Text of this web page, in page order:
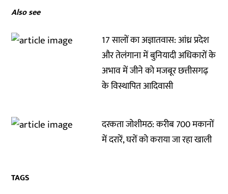
Also see
17 सालों का अज्ञातवास: आंध्र प्रदेश
और तेलंगाना में बुनियादी अधिकारों के
अभाव में जीने को मजबूर छत्तीसगढ़
के विस्थापित आदिवासी
दरकता जोशीमठ: करीब 700 मकानों
में दरारें, घरों को कराया जा रहा खाली
TAGS